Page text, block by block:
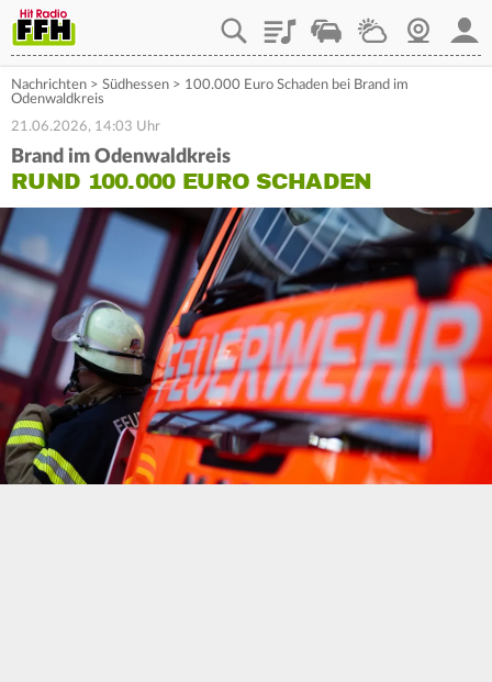
PlaylistStaupilotWetterWebcam
Nachrichten > Südhessen > 100.000 Euro Schaden bei Brand im
Odenwaldkreis
21.06.2026, 14:03 Uhr
Brand im Odenwaldkreis
RUND 100.000 EURO SCHADEN